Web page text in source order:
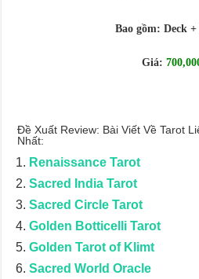
Journey Of Love Oracle – Lá Số 65:
Bao gồm: Deck
Giá:
Đề Xuất Review: Bài Viết Về Tarot
Nhất:
Renaissance Tarot
Sacred India Tarot
Sacred Circle Tarot
Golden Botticelli Tarot
Golden Tarot of Klimt
Sacred World Oracle